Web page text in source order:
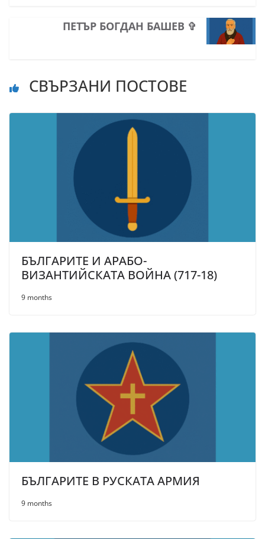
ПЕТЪР БОГДАН БАШЕВ ✞
СВЪРЗАНИ ПОСТОВЕ
БЪЛГАРИТЕ И АРАБО-
ВИЗАНТИЙСКАТА ВОЙНА (717-18)
9 months
БЪЛГАРИТЕ В РУСКАТА АРМИЯ
9 months